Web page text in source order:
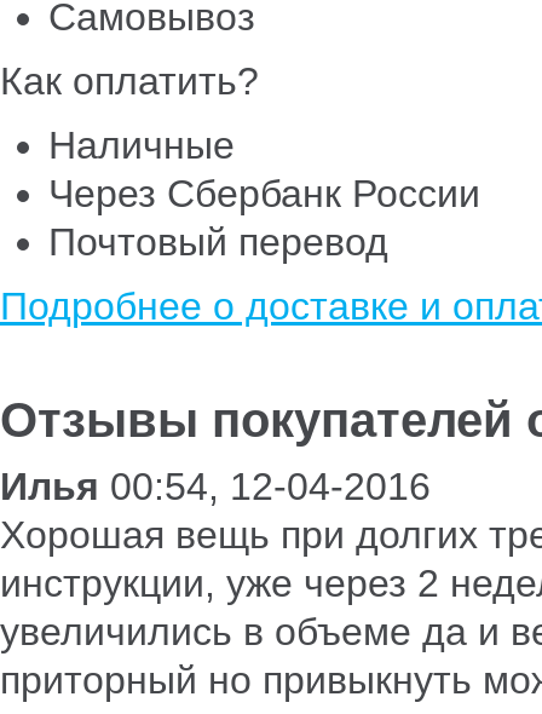
Самовывоз
Как оплатить?
Наличные
Через Сбербанк России
Почтовый перевод
Подробнее о доставке и
Отзывы покупателей
Илья 00:54, 12-04-2016
Хорошая вещь при долгих
инструкции, уже через 2
увеличились в объеме да и
приторный но привыкнуть